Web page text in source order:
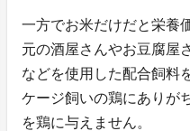
一方でお米だけだと栄養
元の酒屋さんやお豆腐屋
などを使用した配合飼料
ケージ飼いの鶏にありが
を鶏に与えません。